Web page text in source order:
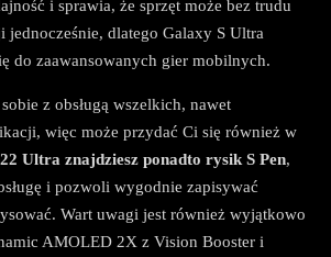
i sprawia, że sprzęt może bez trudu
jednocześnie, dlatego Galaxy S Ultra
do zaawansowanych gier mobilnych.
z obsługą wszelkich, nawet
więc może przydać Ci się również w
Ultra znajdziesz ponadto rysik S Pen,
i pozwoli wygodnie zapisywać
Wart uwagi jest również wyjątkowo
AMOLED 2X z Vision Booster i